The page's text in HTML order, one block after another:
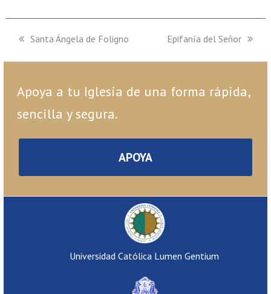
previous
Santa Ángela de Foligno
next
Epifanía del Señor
Apoya a tu Iglesia de una forma rápida,
sencilla y segura.
APOYA
Universidad Católica Lumen Gentium